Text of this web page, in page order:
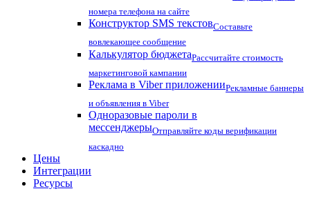
номера телефона на сайте
Конструктор SMS текстовСоставьте
вовлекающее сообщение
Калькулятор бюджетаРассчитайте стоимость
маркетинговой кампании
Реклама в Viber приложенииРекламные баннеры
и объявления в Viber
Одноразовые пароли в
мессенджерыОтправляйте коды верификации
каскадно
Цены
Интеграции
Ресурсы